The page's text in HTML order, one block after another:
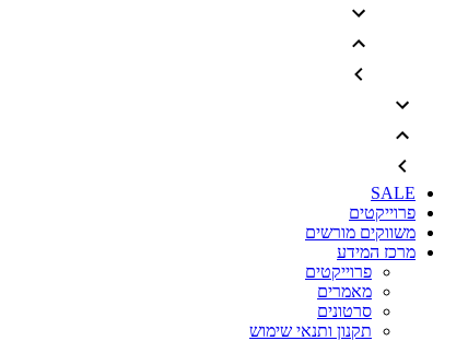
SALE
פרוייקטים
משווקים מורשים
מרכז המידע
פרוייקטים
מאמרים
סרטונים
תקנון ותנאי שימוש